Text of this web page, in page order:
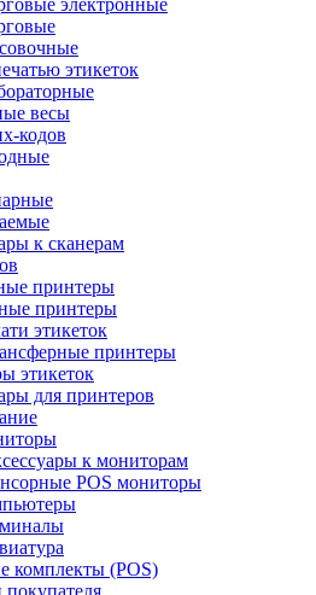
электронные
этикеток
весы
кодов
к сканерам
принтеры
принтеры
этикеток
принтеры
этикеток
для принтеров
к мониторам
POS мониторы
комплекты (POS)
покупателя